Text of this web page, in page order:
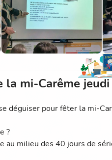
la mi-Carême
déguiser pour fêter la mi-
?
au milieu des 40 jours de